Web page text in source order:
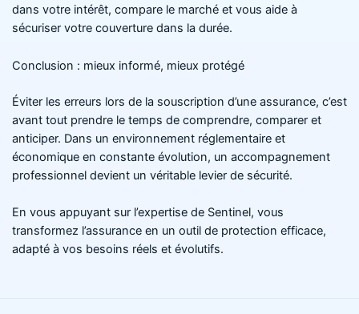
dans votre intérêt, compare le marché et vous aide à
sécuriser votre couverture dans la durée.
Conclusion : mieux informé, mieux protégé
Éviter les erreurs lors de la souscription d’une assurance, c’est
avant tout prendre le temps de comprendre, comparer et
anticiper. Dans un environnement réglementaire et
économique en constante évolution, un accompagnement
professionnel devient un véritable levier de sécurité.
En vous appuyant sur l’expertise de Sentinel, vous
transformez l’assurance en un outil de protection efficace,
adapté à vos besoins réels et évolutifs.